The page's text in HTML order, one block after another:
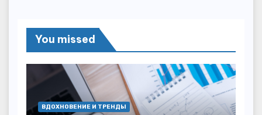
You missed
ВДОХНОВЕНИЕ И ТРЕНДЫ